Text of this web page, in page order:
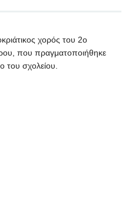
χορός του 2ο
που πραγματοποιήθηκε
του σχολείου.